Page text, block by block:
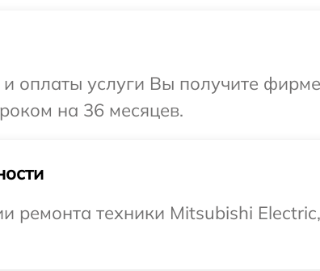
оплаты услуги Вы получите
на 36 месяцев.
техники Mitsubishi